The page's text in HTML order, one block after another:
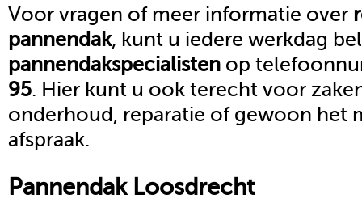
Voor vragen of meer informatie over
pannendak, kunt u iedere werkdag
pannendakspecialisten op
95. Hier kunt u ook terecht voor
onderhoud, reparatie of gewoon het
afspraak.
Pannendak Loosdrecht